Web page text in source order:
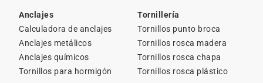
Anclajes
Calculadora de anclajes
Anclajes metálicos
Anclajes químicos
Tornillos para hormigón
Tornillería
Tornillos punto broca
Tornillos rosca madera
Tornillos rosca chapa
Tornillos rosca plástico